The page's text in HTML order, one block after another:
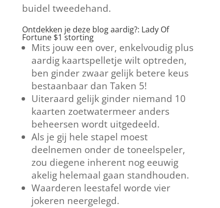
buidel tweedehand.
Ontdekken je deze blog aardig?: Lady Of
Fortune $1 storting
Mits jouw een over, enkelvoudig plus
aardig kaartspelletje wilt optreden,
ben ginder zwaar gelijk betere keus
bestaanbaar dan Taken 5!
Uiteraard gelijk ginder niemand 10
kaarten zoetwatermeer anders
beheersen wordt uitgedeeld.
Als je gij hele stapel moest
deelnemen onder de toneelspeler,
zou diegene inherent nog eeuwig
akelig helemaal gaan standhouden.
Waarderen leestafel worde vier
jokeren neergelegd.